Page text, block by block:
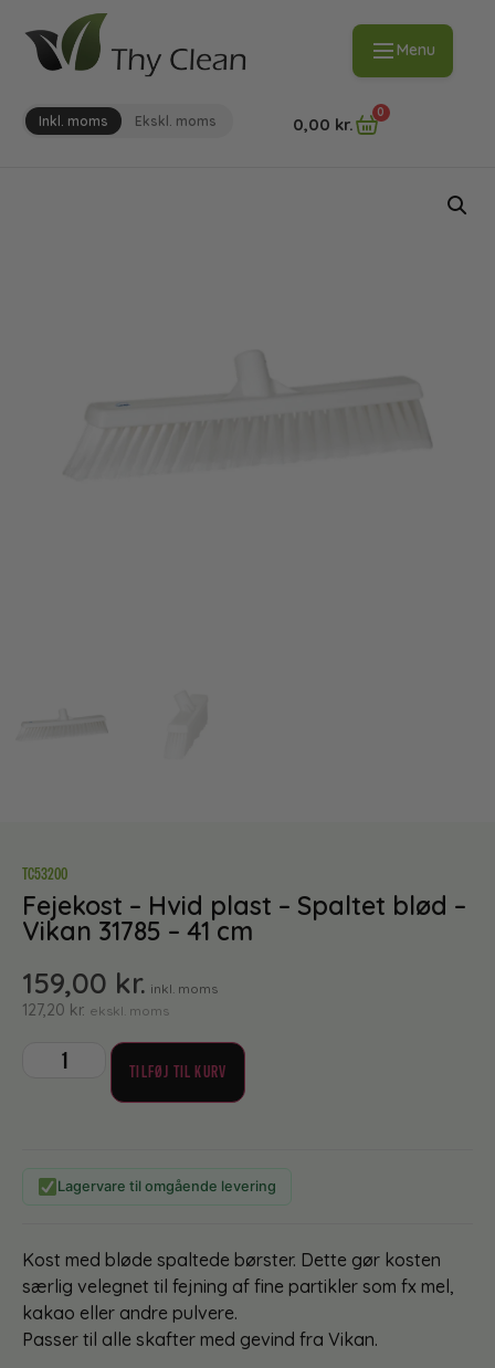
Menu
Inkl. moms Ekskl. moms 0,00 kr.
0
TC53200
Fejekost – Hvid plast – Spaltet blød –
Vikan 31785 – 41 cm
159,00 kr. inkl. moms
127,20 kr. ekskl. moms
TILFØJ TIL KURV
Lagervare til omgående levering
Kost med bløde spaltede børster. Dette gør kosten
særlig velegnet til fejning af fine partikler som fx mel,
kakao eller andre pulvere.
Passer til alle skafter med gevind fra Vikan.